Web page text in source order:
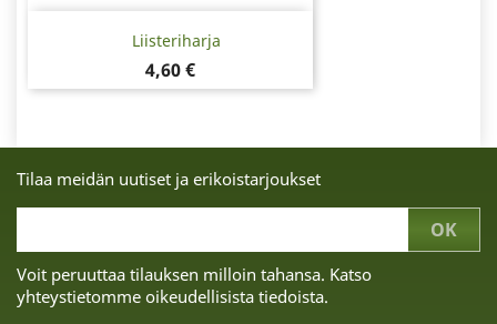
Liisteriharja
Hinta
4,60 €
Tilaa meidän uutiset ja erikoistarjoukset
Voit peruuttaa tilauksen milloin tahansa. Katso
yhteystietomme oikeudellisista tiedoista.